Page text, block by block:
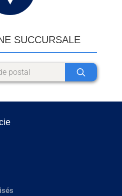
SUCCURSALE